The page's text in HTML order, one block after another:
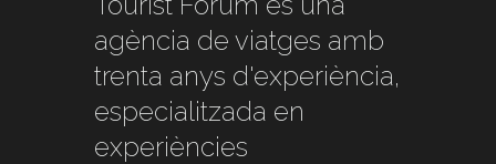
agència de viatges amb
trenta anys d'experiència,
especialitzada en
experiències